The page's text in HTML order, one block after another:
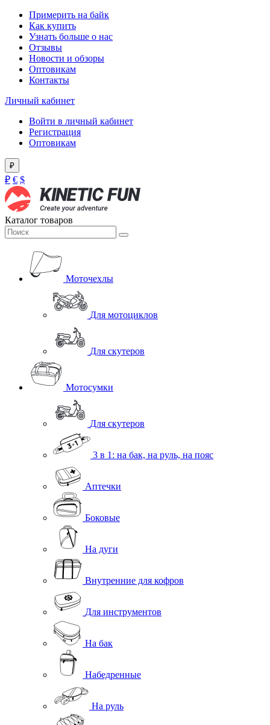
Примерить на байк
Как купить
Узнать больше о нас
Отзывы
Новости и обзоры
Оптовикам
Контакты
Личный кабинет
Войти в личный кабинет
Регистрация
Оптовикам
₽
₽ € $
Каталог товаров
Моточехлы
Для мотоциклов
Для скутеров
Мотосумки
Для скутеров
3 в 1: на бак, на руль, на пояс
Аптечки
Боковые
На дуги
Внутренние для кофров
Для инструментов
На бак
Набедренные
На руль